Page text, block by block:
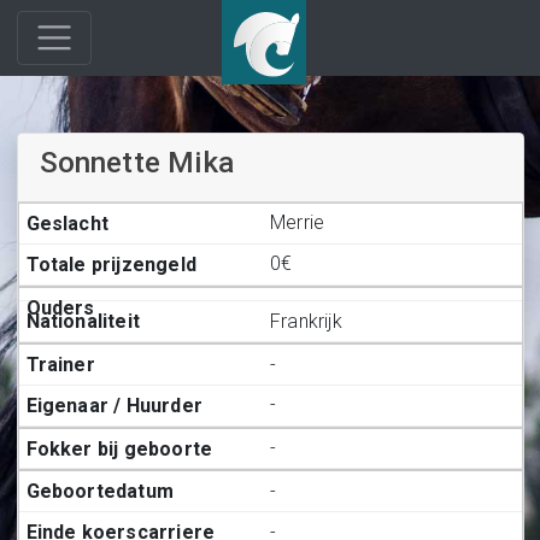
Sonnette Mika
Merrie
0€
Frankrijk
-
-
-
-
-